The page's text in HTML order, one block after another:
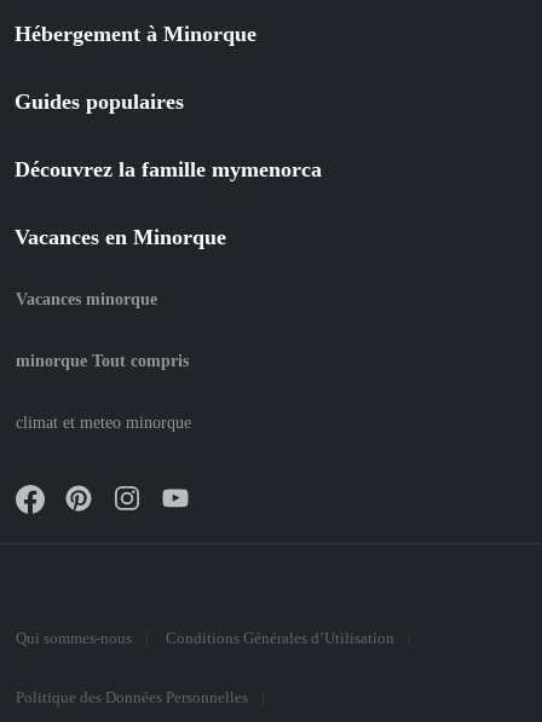
Hébergement à Minorque
Guides populaires
Découvrez la famille mymenorca
Vacances en Minorque
Vacances minorque
minorque Tout compris
climat et meteo minorque
Qui sommes-nous Conditions Générales d’Utilisation
Politique des Données Personnelles